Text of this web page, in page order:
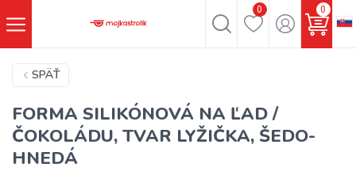
0 0
SPÄŤ
FORMA SILIKÓNOVÁ NA ĽAD /
ČOKOLÁDU, TVAR LYŽIČKA, ŠEDO-
HNEDÁ